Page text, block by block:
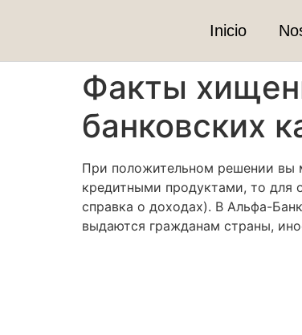
Inicio
Факты
банковских
При положительном решении вы
кредитными продуктами, то для
справка о доходах). В Альфа-
выдаются гражданам страны,